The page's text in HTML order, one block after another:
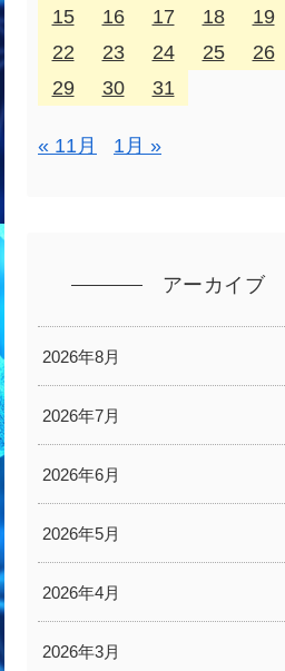
15
16 17 18 19
22
23 24 25 26
29
30 31
« 11月 1月 »
アーカイブ
2026年8月
2026年7月
2026年6月
2026年5月
2026年4月
2026年3月